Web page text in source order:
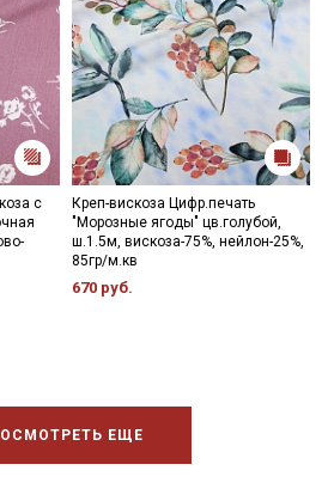
с
Креп-вискоза Цифр.печать
"Морозные ягоды" цв.голубой,
ш.1.5м, вискоза-75%, нейлон-25%,
85гр/м.кв
670 руб.
ЕЩЕ